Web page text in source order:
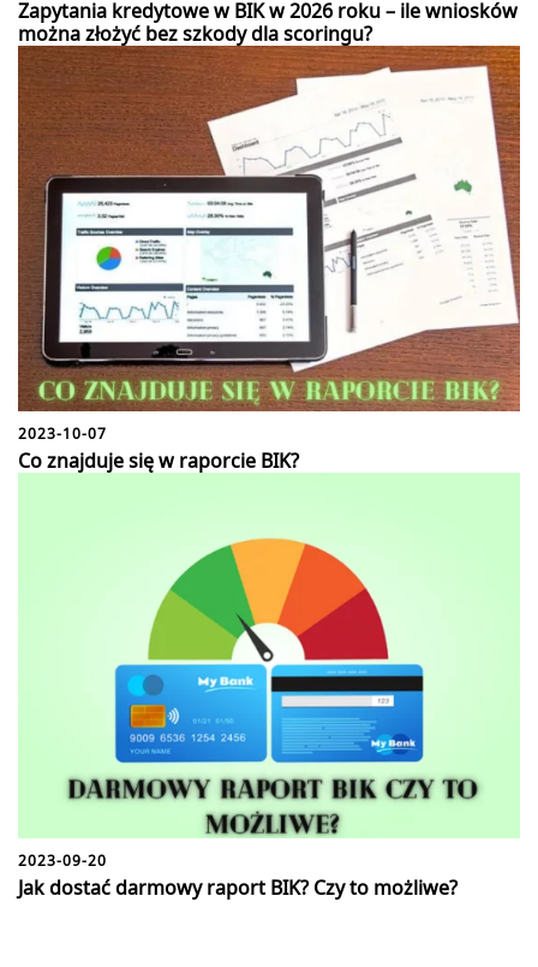
Zapytania kredytowe w BIK w 2026 roku – ile wniosków
można złożyć bez szkody dla scoringu?
2023-10-07
Co znajduje się w raporcie BIK?
2023-09-20
Jak dostać darmowy raport BIK? Czy to możliwe?